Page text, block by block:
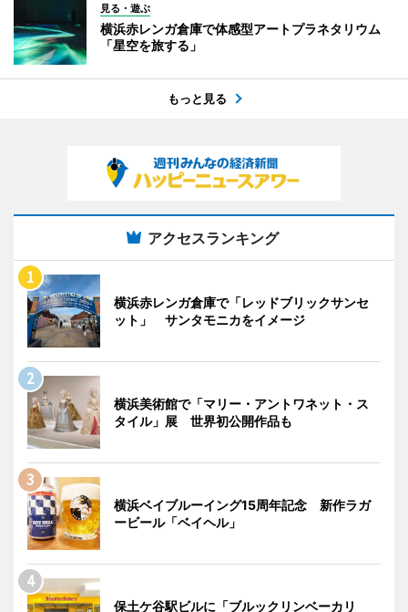
見る・遊ぶ
横浜赤レンガ倉庫で体感型アートプラネタリウム
「星空を旅する」
もっと見る
アクセスランキング
横浜赤レンガ倉庫で「レッドブリックサンセ
ット」 サンタモニカをイメージ
横浜美術館で「マリー・アントワネット・ス
タイル」展 世界初公開作品も
横浜ベイブルーイング15周年記念 新作ラガ
ービール「ベイヘル」
保土ケ谷駅ビルに「ブルックリンベーカリ